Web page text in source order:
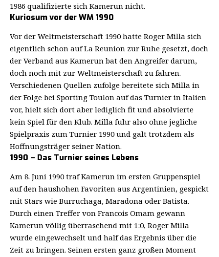
1986 qualifizierte sich Kamerun nicht.
Kuriosum vor der WM 1990
Vor der Weltmeisterschaft 1990 hatte Roger Milla sich
eigentlich schon auf La Reunion zur Ruhe gesetzt, doch
der Verband aus Kamerun bat den Angreifer darum,
doch noch mit zur Weltmeisterschaft zu fahren.
Verschiedenen Quellen zufolge bereitete sich Milla in
der Folge bei Sporting Toulon auf das Turnier in Italien
vor, hielt sich dort aber lediglich fit und absolvierte
kein Spiel für den Klub. Milla fuhr also ohne jegliche
Spielpraxis zum Turnier 1990 und galt trotzdem als
Hoffnungsträger seiner Nation.
1990 – Das Turnier seines Lebens
Am 8. Juni 1990 traf Kamerun im ersten Gruppenspiel
auf den haushohen Favoriten aus Argentinien, gespickt
mit Stars wie Burruchaga, Maradona oder Batista.
Durch einen Treffer von Francois Omam gewann
Kamerun völlig überraschend mit 1:0, Roger Milla
wurde eingewechselt und half das Ergebnis über die
Zeit zu bringen. Seinen ersten ganz großen Moment